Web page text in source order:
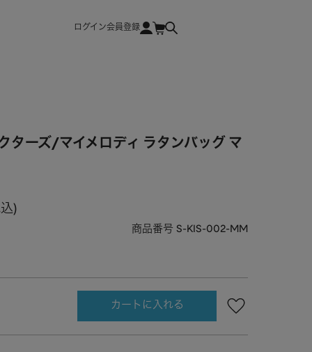
ログイン会員登録
ターズ/マイメロディ ラタンバッグ マ
商品番号 S-KIS-002-MM
カートに入れる